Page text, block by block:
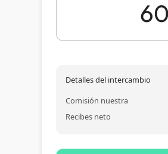
Detalles del intercambio
Comisión nuestra
Recibes neto